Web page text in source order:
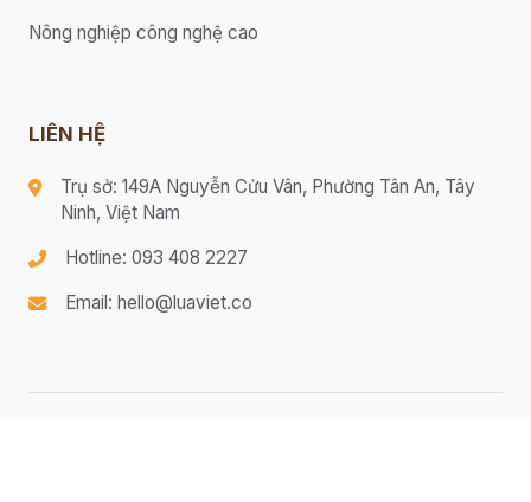
Nông nghiệp công nghệ cao
LIÊN HỆ
Trụ sở: 149A Nguyễn Cửu Vân, Phường Tân An, Tây
Ninh, Việt Nam
Hotline: 093 408 2227
Email: hello@luaviet.co